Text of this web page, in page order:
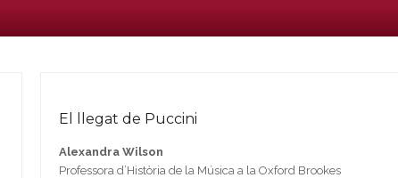
El llegat de Puccini
Alexandra Wilson
Professora d’Història de la Música a la Oxford Brookes